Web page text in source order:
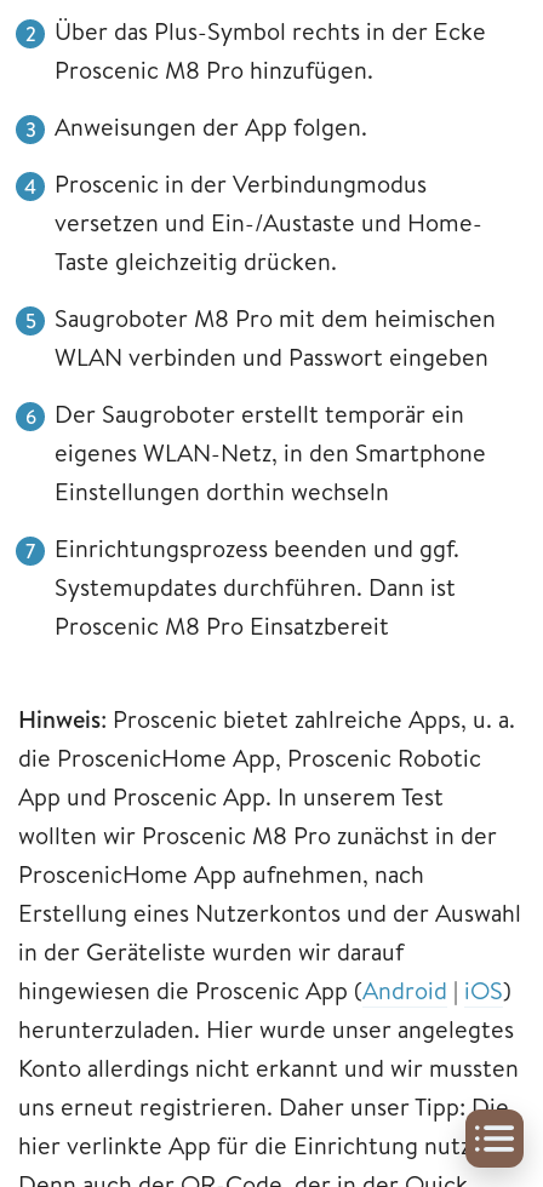
Über das Plus-Symbol rechts in der Ecke
Proscenic M8 Pro hinzufügen.
Anweisungen der App folgen.
Proscenic in der Verbindungmodus
versetzen und Ein-/Austaste und Home-
Taste gleichzeitig drücken.
Saugroboter M8 Pro mit dem heimischen
WLAN verbinden und Passwort eingeben
Der Saugroboter erstellt temporär ein
eigenes WLAN-Netz, in den Smartphone
Einstellungen dorthin wechseln
Einrichtungsprozess beenden und ggf.
Systemupdates durchführen. Dann ist
Proscenic M8 Pro Einsatzbereit
Hinweis: Proscenic bietet zahlreiche Apps, u. a.
die ProscenicHome App, Proscenic Robotic
App und Proscenic App. In unserem Test
wollten wir Proscenic M8 Pro zunächst in der
ProscenicHome App aufnehmen, nach
Erstellung eines Nutzerkontos und der Auswahl
in der Geräteliste wurden wir darauf
hingewiesen die Proscenic App (Android | iOS)
herunterzuladen. Hier wurde unser angelegtes
Konto allerdings nicht erkannt und wir mussten
uns erneut registrieren. Daher unser Tipp: Die
hier verlinkte App für die Einrichtung nutzen!